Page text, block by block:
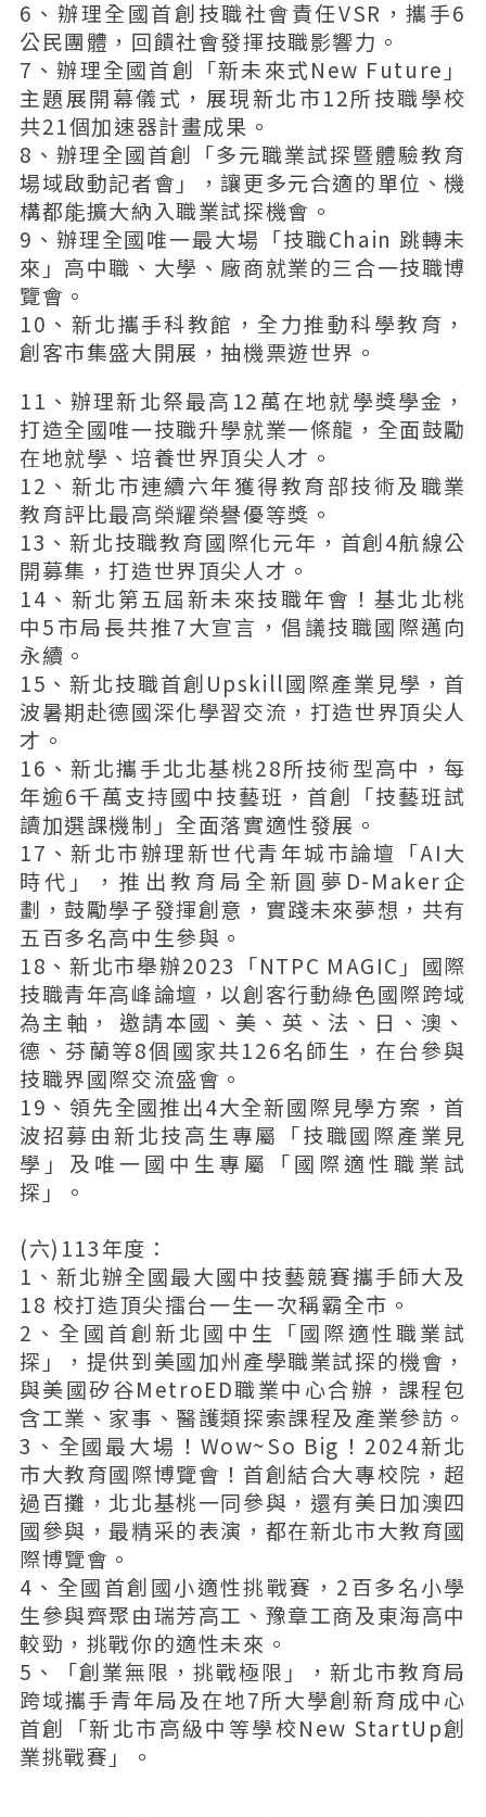
6、辦理全國首創技職社會責任VSR，攜手6
公民團體，回饋社會發揮技職影響力。
7、辦理全國首創「新未來式New Future」
主題展開幕儀式，展現新北市12所技職學校
共21個加速器計畫成果。
8、辦理全國首創「多元職業試探暨體驗教育
場域啟動記者會」，讓更多元合適的單位、機
構都能擴大納入職業試探機會。
9、辦理全國唯一最大場「技職Chain 跳轉未
來」高中職、大學、廠商就業的三合一技職博
覽會。
10、新北攜手科教館，全力推動科學教育，
創客市集盛大開展，抽機票遊世界。
11、辦理新北祭最高12萬在地就學獎學金，
打造全國唯一技職升學就業一條龍，全面鼓勵
在地就學、培養世界頂尖人才。
12、新北市連續六年獲得教育部技術及職業
教育評比最高榮耀榮譽優等獎。
13、新北技職教育國際化元年，首創4航線公
開募集，打造世界頂尖人才。
14、新北第五屆新未來技職年會！基北北桃
中5市局長共推7大宣言，倡議技職國際邁向
永續。
15、新北技職首創Upskill國際產業見學，首
波暑期赴德國深化學習交流，打造世界頂尖人
才。
16、新北攜手北北基桃28所技術型高中，每
年逾6千萬支持國中技藝班，首創「技藝班試
讀加選課機制」全面落實適性發展。
17、新北市辦理新世代青年城市論壇「AI大
時代」，推出教育局全新圓夢D-Maker企
劃，鼓勵學子發揮創意，實踐未來夢想，共有
五百多名高中生參與。
18、新北市舉辦2023「NTPC MAGIC」國際
技職青年高峰論壇，以創客行動綠色國際跨域
為主軸， 邀請本國、美、英、法、日、澳、
德、芬蘭等8個國家共126名師生，在台參與
技職界國際交流盛會。
19、領先全國推出4大全新國際見學方案，首
波招募由新北技高生專屬「技職國際產業見
學」及唯一國中生專屬「國際適性職業試
探」。
(六)113年度：
1、新北辦全國最大國中技藝競賽攜手師大及
18 校打造頂尖擂台一生一次稱霸全市。
2、全國首創新北國中生「國際適性職業試
探」，提供到美國加州產學職業試探的機會，
與美國矽谷MetroED職業中心合辦，課程包
含工業、家事、醫護類探索課程及產業參訪。
3、全國最大場！Wow~So Big！2024新北
市大教育國際博覽會！首創結合大專校院，超
過百攤，北北基桃一同參與，還有美日加澳四
國參與，最精采的表演，都在新北市大教育國
際博覽會。
4、全國首創國小適性挑戰賽，2百多名小學
生參與齊聚由瑞芳高工、豫章工商及東海高中
較勁，挑戰你的適性未來。
5、「創業無限，挑戰極限」，新北市教育局
跨域攜手青年局及在地7所大學創新育成中心
首創「新北市高級中等學校New StartUp創
業挑戰賽」。